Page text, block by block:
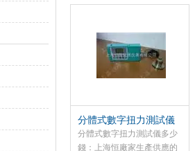
分體式數字扭力測試儀
多少錢
分體式數字扭力測試儀多少
錢：上海恒廠家生產供應的